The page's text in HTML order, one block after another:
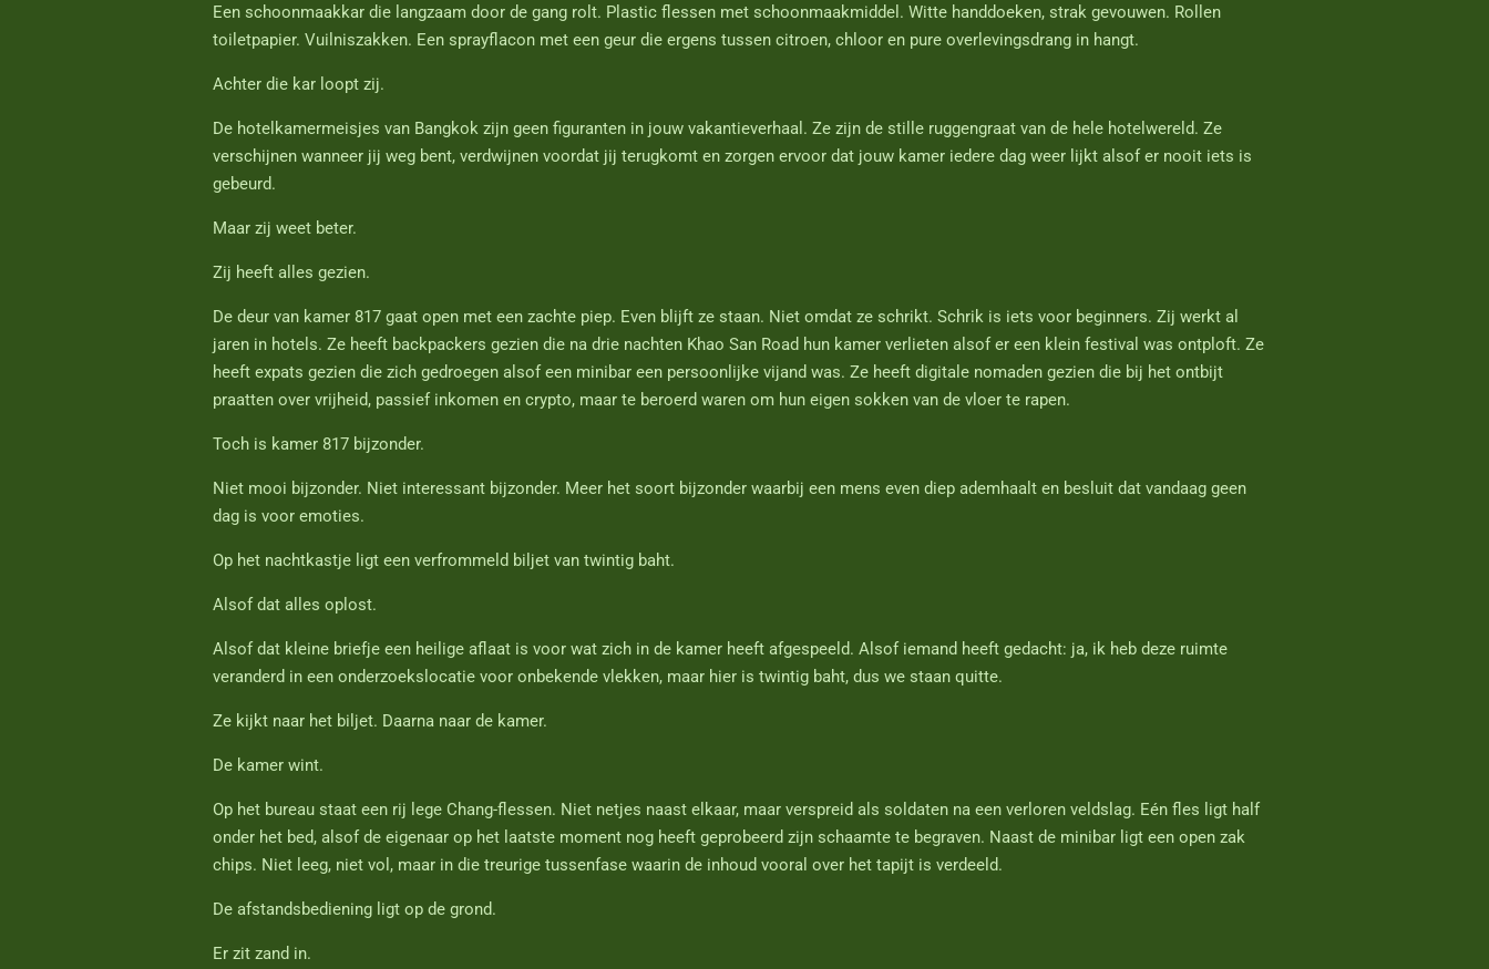
Een schoonmaakkar die langzaam door de gang rolt. Plastic flessen met schoonmaakmiddel. Witte handdoeken, strak gevouwen. Rollen
toiletpapier. Vuilniszakken. Een sprayflacon met een geur die ergens tussen citroen, chloor en pure overlevingsdrang in hangt.
Achter die kar loopt zij.
De hotelkamermeisjes van Bangkok zijn geen figuranten in jouw vakantieverhaal. Ze zijn de stille ruggengraat van de hele hotelwereld. Ze
verschijnen wanneer jij weg bent, verdwijnen voordat jij terugkomt en zorgen ervoor dat jouw kamer iedere dag weer lijkt alsof er nooit iets is
gebeurd.
Maar zij weet beter.
Zij heeft alles gezien.
De deur van kamer 817 gaat open met een zachte piep. Even blijft ze staan. Niet omdat ze schrikt. Schrik is iets voor beginners. Zij werkt al
jaren in hotels. Ze heeft backpackers gezien die na drie nachten Khao San Road hun kamer verlieten alsof er een klein festival was ontploft. Ze
heeft expats gezien die zich gedroegen alsof een minibar een persoonlijke vijand was. Ze heeft digitale nomaden gezien die bij het ontbijt
praatten over vrijheid, passief inkomen en crypto, maar te beroerd waren om hun eigen sokken van de vloer te rapen.
Toch is kamer 817 bijzonder.
Niet mooi bijzonder. Niet interessant bijzonder. Meer het soort bijzonder waarbij een mens even diep ademhaalt en besluit dat vandaag geen
dag is voor emoties.
Op het nachtkastje ligt een verfrommeld biljet van twintig baht.
Alsof dat alles oplost.
Alsof dat kleine briefje een heilige aflaat is voor wat zich in de kamer heeft afgespeeld. Alsof iemand heeft gedacht: ja, ik heb deze ruimte
veranderd in een onderzoekslocatie voor onbekende vlekken, maar hier is twintig baht, dus we staan quitte.
Ze kijkt naar het biljet. Daarna naar de kamer.
De kamer wint.
Op het bureau staat een rij lege Chang-flessen. Niet netjes naast elkaar, maar verspreid als soldaten na een verloren veldslag. Eén fles ligt half
onder het bed, alsof de eigenaar op het laatste moment nog heeft geprobeerd zijn schaamte te begraven. Naast de minibar ligt een open zak
chips. Niet leeg, niet vol, maar in die treurige tussenfase waarin de inhoud vooral over het tapijt is verdeeld.
De afstandsbediening ligt op de grond.
Er zit zand in.